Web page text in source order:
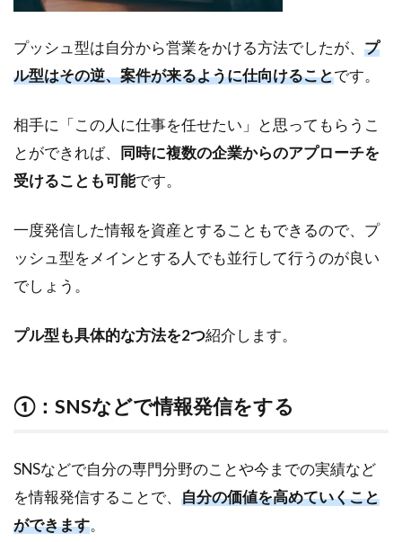
プッシュ型は自分から営業をかける方法でしたが、 プ
ル型はその逆、案件が来るように仕向けることです。
相手に「この人に仕事を任せたい」と思ってもらうこ
とができれば、 同時に複数の企業からのアプローチを
受けることも可能です。
一度発信した情報を資産とすることもできるので、プ
ッシュ型をメインとする人でも並行して行うのが良い
でしょう。
プル型も具体的な方法を2つ紹介します。
①：SNSなどで情報発信をする
SNSなどで自分の専門分野のことや今までの実績など
を情報発信することで、 自分の価値を高めていくこと
ができます。